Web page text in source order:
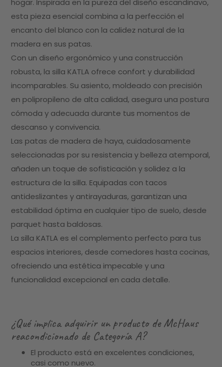
hogar. Inspirada en la pureza del diseño escandinavo,
esta pieza esencial combina a la perfección el
encanto del blanco con la calidez natural de la
madera en sus patas.
Con un diseño ergonómico y una construcción
robusta, la silla KATLA ofrece confort y durabilidad
incomparables. Su asiento, moldeado con precisión
en polipropileno de alta calidad, asegura una postura
cómoda y adecuada durante tus momentos de
descanso y convivencia.
Las patas de madera de haya, cuidadosamente
seleccionadas por su resistencia y belleza atemporal,
añaden un toque de sofisticación y solidez a la
estructura de la silla. Equipadas con tacos
antideslizantes y antirayaduras, garantizan una
estabilidad óptima en cualquier tipo de suelo, desde
parquet hasta baldosas.
La silla KATLA es el complemento perfecto para tus
espacios interiores, desde comedores hasta cocinas,
ofreciendo una estética impecable y una
funcionalidad excepcional en cada detalle.
¿Qué implica adquirir un producto de McHaus
reacondicionado de Categoría A?
El producto está en excelentes condiciones,
casi como nuevo.